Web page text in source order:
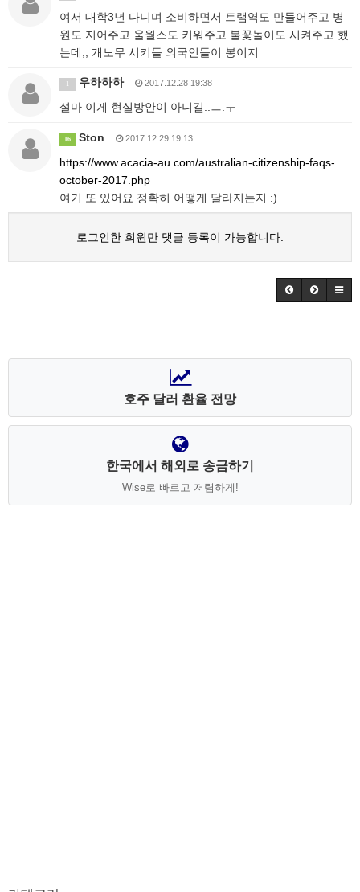
여서 대학3년 다니며 소비하면서 트램역도 만들어주고 병
원도 지어주고 울월스도 키워주고 불꽃놀이도 시켜주고 했
는데,, 개노무 시키들 외국인들이 봉이지
우하하하 2017.12.28 19:38
설마 이게 현실방안이 아니길..ㅡ.ㅜ
16 Ston 2017.12.29 19:13
https://www.acacia-au.com/australian-citizenship-faqs-
october-2017.php
여기 또 있어요 정확히 어떻게 달라지는지 :)
로그인한 회원만 댓글 등록이 가능합니다.
호주 달러 환율 전망
한국에서 해외로 송금하기
Wise로 빠르고 저렴하게!